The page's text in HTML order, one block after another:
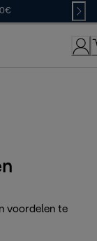
voordelen te